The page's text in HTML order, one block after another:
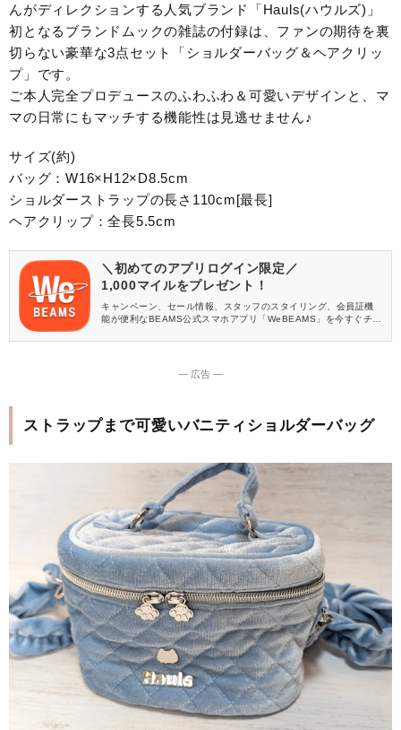
んがディレクションする人気ブランド「Hauls(ハウルズ)」
初となるブランドムックの雑誌の付録は、ファンの期待を裏
切らない豪華な3点セット「ショルダーバッグ＆ヘアクリッ
プ」です。
ご本人完全プロデュースのふわふわ＆可愛いデザインと、マ
マの日常にもマッチする機能性は見逃せません♪
サイズ(約)
バッグ：W16×H12×D8.5cm
ショルダーストラップの長さ110cm[最長]
ヘアクリップ：全長5.5cm
＼初めてのアプリログイン限定／
1,000マイルをプレゼント！
キャンペーン、セール情報、スタッフのスタイリング、会員証機
能が便利なBEAMS公式スマホアプリ「WeBEAMS」を今すぐチェ
― 広告 ―
ストラップまで可愛いバニティショルダーバッグ